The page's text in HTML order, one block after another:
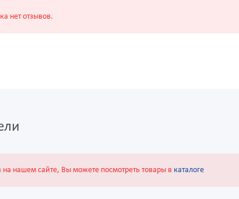
нет отзывов.
на нашем сайте, Вы можете посмотреть товары в каталоге